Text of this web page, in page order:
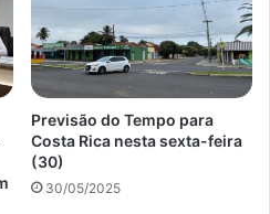
Previsão do Tempo para
Costa Rica nesta sexta-feira
(30)
30/05/2025